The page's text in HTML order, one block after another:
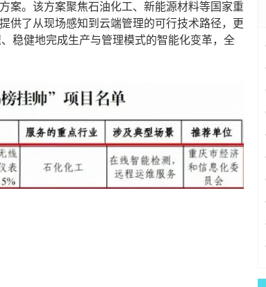
案。该方案聚焦石油化工、新能源材料等国家重
供了从现场感知到云端管理的可行技术路径，更
稳健地完成生产与管理模式的智能化变革，全